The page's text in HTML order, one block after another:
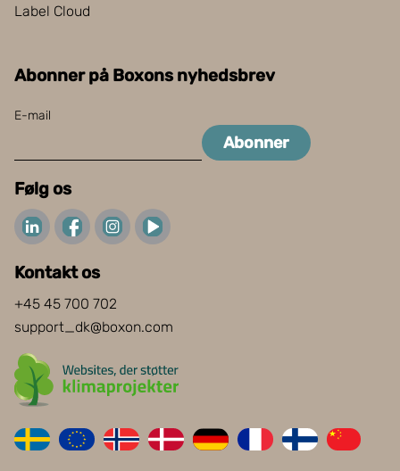
Label Cloud
Abonner på Boxons nyhedsbrev
E-mail
Abonner
Følg os
Kontakt os
+45 45 700 702
support_dk@boxon.com